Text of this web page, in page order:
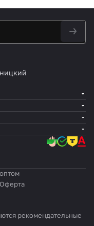
Оферта
рекомендательные